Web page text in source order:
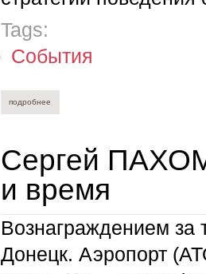
Tags:
События
подробнее
Сергей
и время
Вознаграждением за
Донецк. Аэропорт